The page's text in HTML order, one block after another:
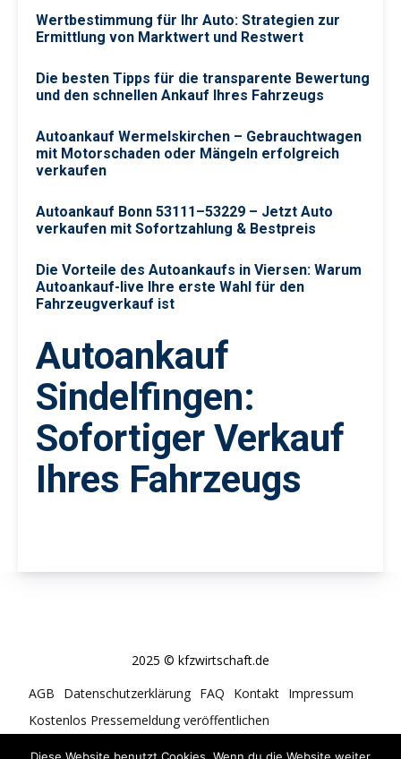
Wertbestimmung für Ihr Auto: Strategien zur
Ermittlung von Marktwert und Restwert
Die besten Tipps für die transparente Bewertung
und den schnellen Ankauf Ihres Fahrzeugs
Autoankauf Wermelskirchen – Gebrauchtwagen
mit Motorschaden oder Mängeln erfolgreich
verkaufen
Autoankauf Bonn 53111–53229 – Jetzt Auto
verkaufen mit Sofortzahlung & Bestpreis
Die Vorteile des Autoankaufs in Viersen: Warum
Autoankauf-live Ihre erste Wahl für den
Fahrzeugverkauf ist
Autoankauf
Sindelfingen:
Sofortiger Verkauf
Ihres Fahrzeugs
2025 © kfzwirtschaft.de
AGB
Datenschutzerklärung FAQ Kontakt Impressum
Kostenlos Pressemeldung veröffentlichen